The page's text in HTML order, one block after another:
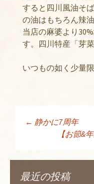
すると四川風油そ
の油はもちろん辣
当店の麻婆より
す。四川特産「芽
いつもの如く少量
投稿
ン
← 静かに7周年
【お節&
最近の投稿